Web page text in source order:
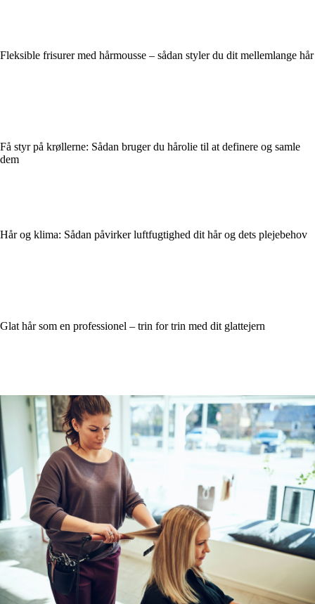
Fleksible frisurer med hårmousse – sådan styler du dit mellemlange hår
Få styr på krøllerne: Sådan bruger du hårolie til at definere og samle
dem
Hår og klima: Sådan påvirker luftfugtighed dit hår og dets plejebehov
Glat hår som en professionel – trin for trin med dit glattejern